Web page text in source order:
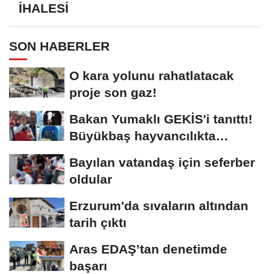
İHALESİ
SON HABERLER
O kara yolunu rahatlatacak
proje son gaz!
Bakan Yumaklı GEKİS'i tanıttı!
Büyükbaş hayvancılıkta
Bayılan vatandaş için seferber
oldular
Erzurum'da sıvaların altından
tarih çıktı
Aras EDAŞ’tan denetimde
başarı